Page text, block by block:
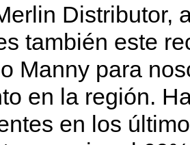
Distributor,
también este
Manny para
en la región.
en los